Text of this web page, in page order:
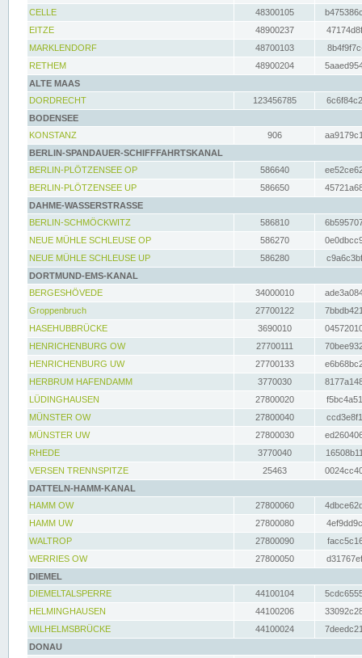
CELLE
48300105
EITZE
48900237
MARKLENDORF
48700103
RETHEM
48900204
ALTE MAAS
DORDRECHT
123456785
BODENSEE
KONSTANZ
906
BERLIN-SPANDAUER-SCHIFFFAHRTSKANAL
BERLIN-PLÖTZENSEE OP
586640
BERLIN-PLÖTZENSEE UP
586650
DAHME-WASSERSTRASSE
BERLIN-SCHMÖCKWITZ
586810
NEUE MÜHLE SCHLEUSE OP
586270
NEUE MÜHLE SCHLEUSE UP
586280
DORTMUND-EMS-KANAL
BERGESHÖVEDE
34000010
Groppenbruch
27700122
HASEHUBBRÜCKE
3690010
HENRICHENBURG OW
27700111
HENRICHENBURG UW
27700133
HERBRUM HAFENDAMM
3770030
LÜDINGHAUSEN
27800020
MÜNSTER OW
27800040
MÜNSTER UW
27800030
RHEDE
3770040
VERSEN TRENNSPITZE
25463
DATTELN-HAMM-KANAL
HAMM OW
27800060
HAMM UW
27800080
WALTROP
27800090
WERRIES OW
27800050
DIEMEL
DIEMELTALSPERRE
44100104
HELMINGHAUSEN
44100206
WILHELMSBRÜCKE
44100024
DONAU